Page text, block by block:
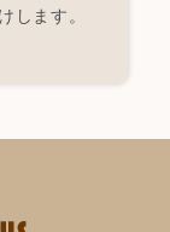
します。